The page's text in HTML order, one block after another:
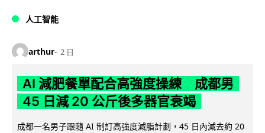
人工智能
arthur 2 日
AI 減肥餐單配合高強度操練 成都男
45 日減 20 公斤後多器官衰竭
成都一名男子跟隨 AI 制訂高強度減脂計劃，45 日內減去約 20